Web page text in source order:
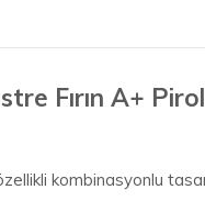
Fırın A+
kombinasyonlu